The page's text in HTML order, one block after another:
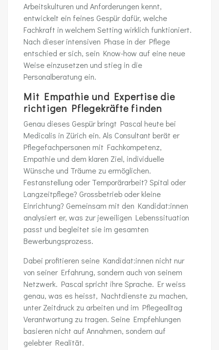
Arbeitskulturen und Anforderungen kennt,
entwickelt ein feines Gespür dafür, welche
Fachkraft in welchem Setting wirklich funktioniert.
Nach dieser intensiven Phase in der Pflege
entschied er sich, sein Know-how auf eine neue
Weise einzusetzen und stieg in die
Personalberatung ein.
Mit Empathie und Expertise die
richtigen Pflegekräfte finden
Genau dieses Gespür bringt Pascal heute bei
Medicalis in Zürich ein. Als Consultant berät er
Pflegefachpersonen mit Fachkompetenz,
Empathie und dem klaren Ziel, individuelle
Wünsche und Träume zu ermöglichen.
Festanstellung oder Temporärarbeit? Spital oder
Langzeitpflege? Grossbetrieb oder kleine
Einrichtung? Gemeinsam mit den Kandidat:innen
analysiert er, was zur jeweiligen Lebenssituation
passt und begleitet sie im gesamten
Bewerbungsprozess.
Dabei profitieren seine Kandidat:innen nicht nur
von seiner Erfahrung, sondern auch von seinem
Netzwerk. Pascal spricht ihre Sprache. Er weiss
genau, was es heisst, Nachtdienste zu machen,
unter Zeitdruck zu arbeiten und im Pflegealltag
Verantwortung zu tragen. Seine Empfehlungen
basieren nicht auf Annahmen, sondern auf
gelebter Realität.